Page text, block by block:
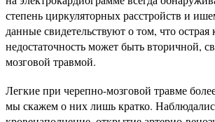
степень циркуляторных расстройств и
данные свидетельствуют о том, что острая
недостаточность может быть вторичной,
мозговой травмой.
Легкие при черепно-мозговой травме
мы скажем о них лишь кратко.